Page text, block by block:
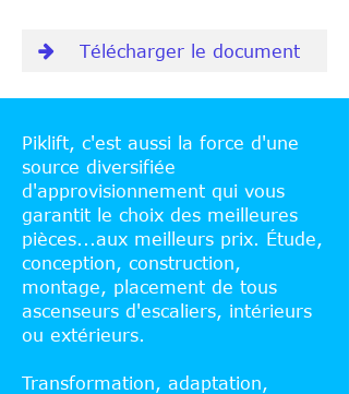
Télécharger le document
Piklift, c'est aussi la force d'une
source diversifiée
d'approvisionnement qui vous
garantit le choix des meilleures
pièces...aux meilleurs prix. Étude,
conception, construction,
montage, placement de tous
ascenseurs d'escaliers, intérieurs
ou extérieurs.
Transformation, adaptation,